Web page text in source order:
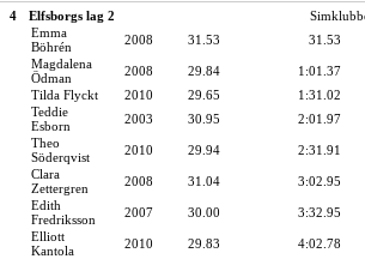
4
Elfsborgs lag 2
Emma
Böhrén
2008 31.53
31.53
Magdalena
Ödman
2008 29.84
1:01.37
Tilda Flyckt
2010 29.65
1:31.02
Teddie
Esborn
2003 30.95
2:01.97
Theo
Söderqvist
2010 29.94
2:31.91
Clara
Zettergren
2008 31.04
3:02.95
Edith
Fredriksson
2007 30.00
3:32.95
Elliott
Kantola
2010 29.83 4:02.78